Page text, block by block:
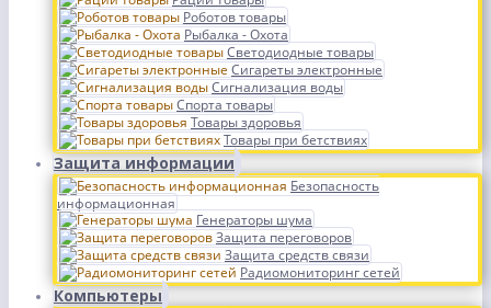
Роботов товары
Рыбалка - Охота
Светодиодные товары
Сигареты электронные
Сигнализация воды
Спорта товары
Товары здоровья
Товары при бетствиях
Защита информации
Безопасность
информационная
Генераторы шума
Защита переговоров
Защита средств связи
Радиомониторинг сетей
Компьютеры